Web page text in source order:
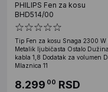
PHILIPS Fen za kosu
BHD514/00
Tip Fen za kosu Snaga 2300 W
Metalik ljubičasta Ostalo Dužina
kabla 1,8 Dodatak za volumen
Mlaznica 11
8.299 00 RSD